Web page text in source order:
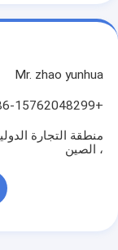
Mr. zhao yunhua
+86-15762048299
منطقة التجارة
، الصين